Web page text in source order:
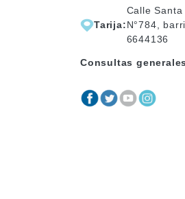
Tarija:
Calle
N°784,
6644136
Consultas